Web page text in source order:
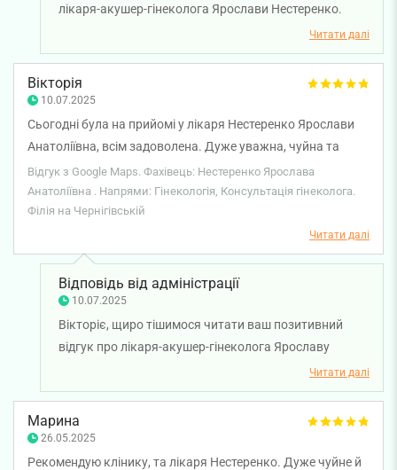
лікаря-акушер-гінеколога Ярослави Нестеренко.
рекомендувати нашого лікаря іншим. Бажаємо вам
міцного здоров'я!
Читати далі
Вікторія
10.07.2025
Сьогодні була на прийомі у лікаря Нестеренко Ярослави
Анатоліївна, всім задоволена. Дуже уважна, чуйна та
знаюча лікарка. Дякую.
Відгук з Google Maps. Фахівець: Нестеренко Ярослава
Анатоліївна . Напрями: Гінекологія, Консультація гінеколога.
Філія на Чернігівській
Читати далі
Відповідь від адміністрації
10.07.2025
Вікторіє, щиро тішимося читати ваш позитивний
відгук про лікаря-акушер-гінеколога Ярославу
Нестеренко. Раді, що ви залишились задовоелні
своїи візитом. Бажаємо вам міцного здоров'я!
Читати далі
Марина
26.05.2025
Рекомендую клінику, та лікаря Нестеренко. Дуже чуйне й